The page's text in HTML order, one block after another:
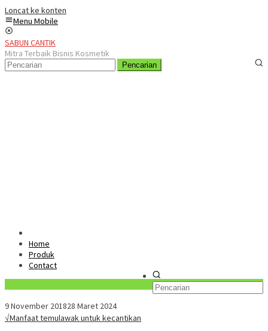
Loncat ke konten
Menu Mobile
SABUN CANTIK
Mitra Terbaik Bisnis Kosmetik
Pencarian
Home
Produk
Contact
9 November 201828 Maret 2024
√Manfaat temulawak untuk kecantikan